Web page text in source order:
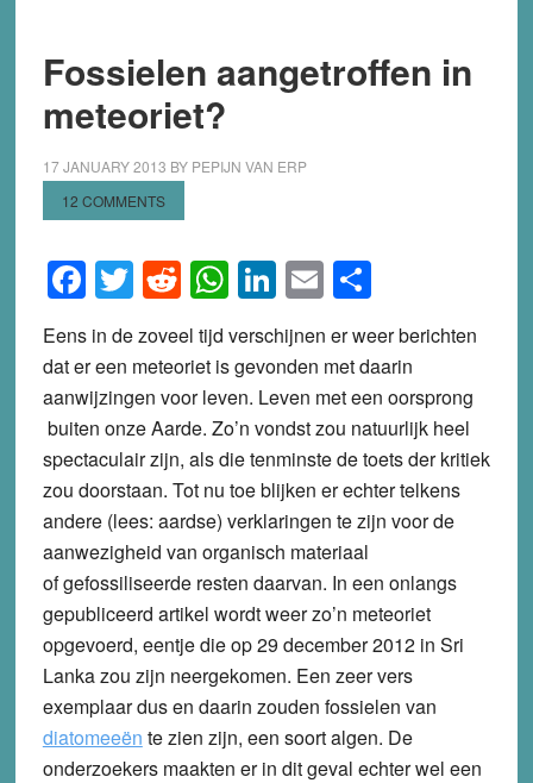
Fossielen aangetroffen in
meteoriet?
17 JANUARY 2013 BY PEPIJN VAN ERP
12 COMMENTS
Facebook
Twitter
Reddit
WhatsApp
LinkedIn
EmailShare
Eens in de zoveel tijd verschijnen er weer berichten
dat er een meteoriet is gevonden met daarin
aanwijzingen voor leven. Leven met een oorsprong
buiten onze Aarde. Zo’n vondst zou natuurlijk heel
spectaculair zijn, als die tenminste de toets der kritiek
zou doorstaan. Tot nu toe blijken er echter telkens
andere (lees: aardse) verklaringen te zijn voor de
aanwezigheid van organisch materiaal
of gefossiliseerde resten daarvan. In een onlangs
gepubliceerd artikel wordt weer zo’n meteoriet
opgevoerd, eentje die op 29 december 2012 in Sri
Lanka zou zijn neergekomen. Een zeer vers
exemplaar dus en daarin zouden fossielen van
diatomeeën te zien zijn, een soort algen. De
onderzoekers maakten er in dit geval echter wel een